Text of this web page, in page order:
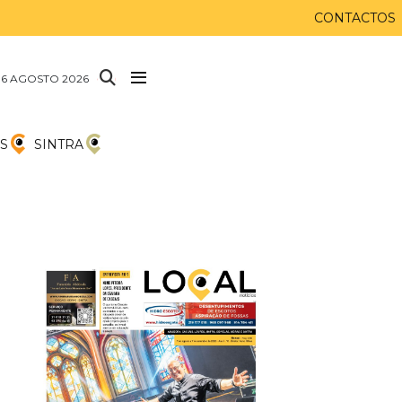
CONTACTOS
AGOSTO 2026
SINTRA